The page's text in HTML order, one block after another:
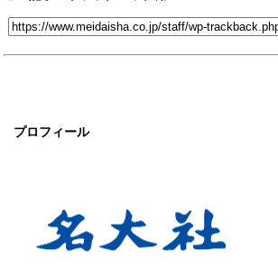
プロフィール